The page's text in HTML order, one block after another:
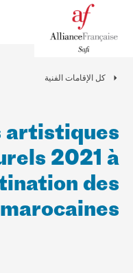
كل الإقامات الفنية
artistiques
2021 à
des